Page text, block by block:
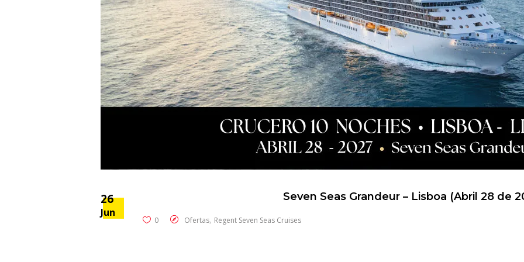
26
Jun
Seven Seas Grandeur – Lisboa (Abril 28 de
0 Ofertas, Regent Seven Seas Cruises